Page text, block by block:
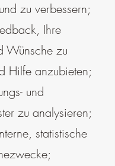
zu verbessern;
Ihre
Wünsche zu
Hilfe anzubieten;
und
zu analysieren;
statistische